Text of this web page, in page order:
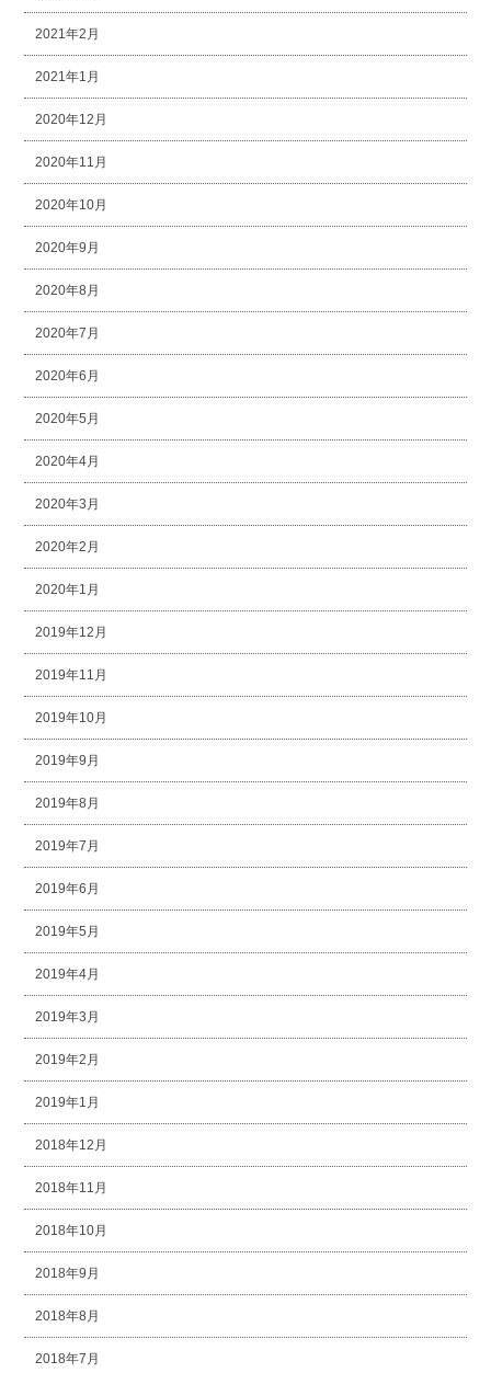
2021年2月
2021年1月
2020年12月
2020年11月
2020年10月
2020年9月
2020年8月
2020年7月
2020年6月
2020年5月
2020年4月
2020年3月
2020年2月
2020年1月
2019年12月
2019年11月
2019年10月
2019年9月
2019年8月
2019年7月
2019年6月
2019年5月
2019年4月
2019年3月
2019年2月
2019年1月
2018年12月
2018年11月
2018年10月
2018年9月
2018年8月
2018年7月